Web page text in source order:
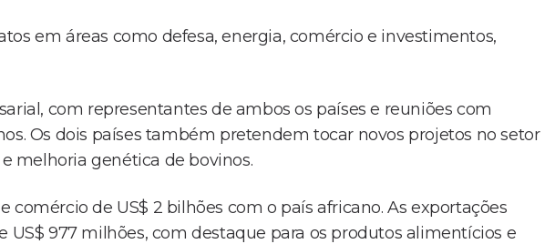
em áreas como defesa, energia, comércio e investimentos,
com representantes de ambos os países e reuniões com
Os dois países também pretendem tocar novos projetos no setor
melhoria genética de bovinos.
comércio de US$ 2 bilhões com o país africano. As exportações
US$ 977 milhões, com destaque para os produtos alimentícios e